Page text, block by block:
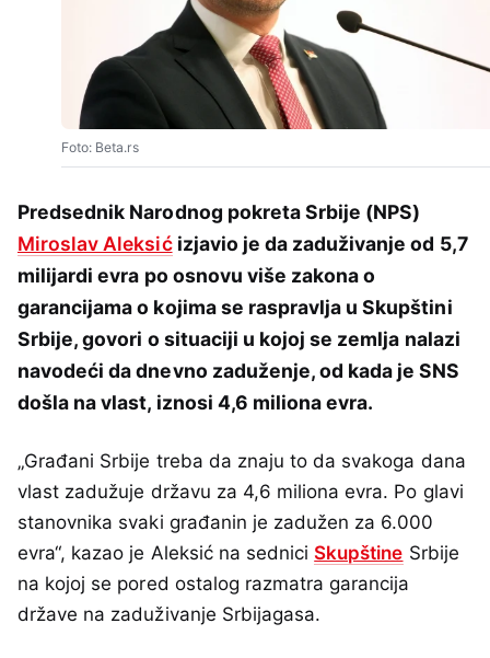
Foto: Beta.rs
Predsednik Narodnog pokreta Srbije (NPS)
Miroslav Aleksićizjavio je da zaduživanje od 5,7
milijardi evra po osnovu više zakona o
garancijama o kojima se raspravlja u Skupštini
Srbije, govori o situaciji u kojoj se zemlja nalazi
navodeći da dnevno zaduženje, od kada je SNS
došla na vlast, iznosi 4,6 miliona evra.
„Građani Srbije treba da znaju to da svakoga dana
vlast zadužuje državu za 4,6 miliona evra. Po glavi
stanovnika svaki građanin je zadužen za 6.000
evra“, kazao je Aleksić na sedniciSkupštine Srbije
na kojoj se pored ostalog razmatra garancija
države na zaduživanje Srbijagasa.